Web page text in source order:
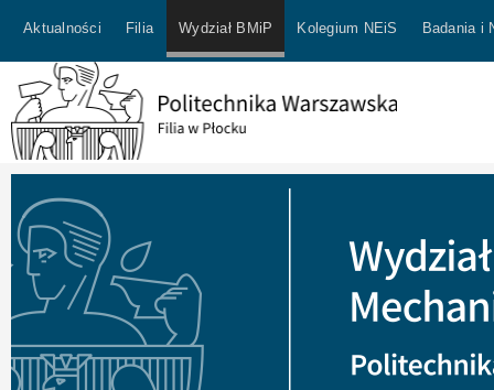
Aktualności Filia Wydział BMiP Kolegium NEiS Badania i